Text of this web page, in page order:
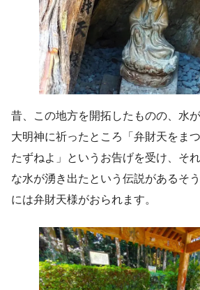
昔、この地方を開拓したものの、水
大明神に祈ったところ「弁財天をま
たずねよ」というお告げを受け、そ
な水が湧き出たという伝説があるそ
には弁財天様がおられます。